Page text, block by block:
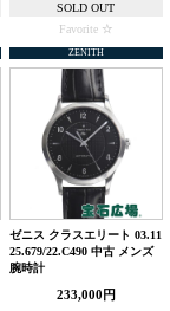
SOLD OUT
Favorite
ZENITH
ゼニス クラスエリート 03.11
25.679/22.C490 中古 メンズ
腕時計
233,000円